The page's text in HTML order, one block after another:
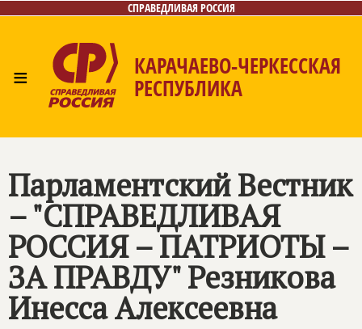
СПРАВЕДЛИВАЯ РОССИЯ
≡ КАРАЧАЕВО-ЧЕРКЕССКАЯ
РЕСПУБЛИКА
Парламентский Вестник
– "СПРАВЕДЛИВАЯ
РОССИЯ – ПАТРИОТЫ –
ЗА ПРАВДУ" Резникова
Инесса Алексеевна